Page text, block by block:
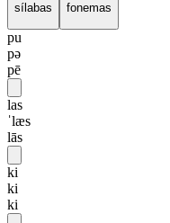
sílabas fonemas
pu
pə
pē
las
ˈlæs
lās
ki
ki
ki